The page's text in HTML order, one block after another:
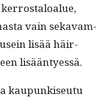
vain sekavam­
lisää häir­
lisääntyessä.
kaupunkiseu­tu